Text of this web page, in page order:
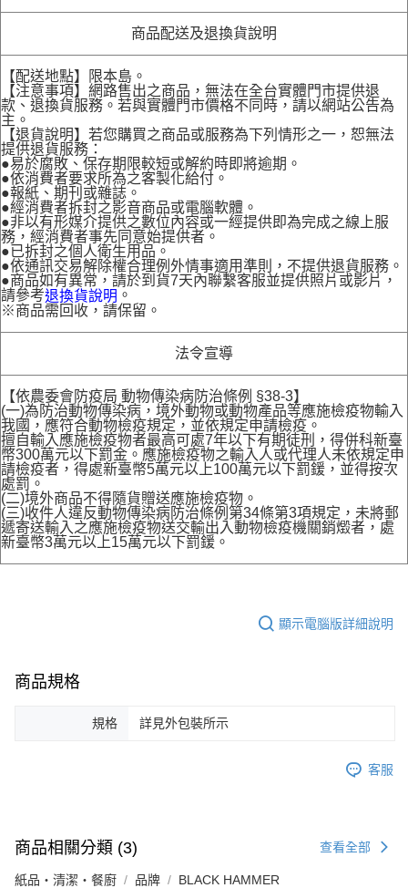
商品配送及退換貨說明
【配送地點】限本島。
【注意事項】網路售出之商品，無法在全台實體門市提供退
款、退換貨服務。若與實體門市價格不同時，請以網站公告為
主。
【退貨說明】若您購買之商品或服務為下列情形之一，恕無法
提供退貨服務：
●易於腐敗、保存期限較短或解約時即將逾期。
●依消費者要求所為之客製化給付。
●報紙、期刊或雜誌。
●經消費者拆封之影音商品或電腦軟體。
●非以有形媒介提供之數位內容或一經提供即為完成之線上服
務，經消費者事先同意始提供者。
●已拆封之個人衛生用品。
●依通訊交易解除權合理例外情事適用準則，不提供退貨服務。
●商品如有異常，請於到貨7天內聯繫客服並提供照片或影片，
請參考退換貨說明 。
※商品需回收，請保留。
法令宣導
【依農委會防疫局 動物傳染病防治條例 §38-3】
(一)為防治動物傳染病，境外動物或動物產品等應施檢疫物輸入
我國，應符合動物檢疫規定，並依規定申請檢疫。
擅自輸入應施檢疫物者最高可處7年以下有期徒刑，得併科新臺
幣300萬元以下罰金。應施檢疫物之輸入人或代理人未依規定申
請檢疫者，得處新臺幣5萬元以上100萬元以下罰鍰，並得按次
處罰。
(二)境外商品不得隨貨贈送應施檢疫物。
(三)收件人違反動物傳染病防治條例第34條第3項規定，未將郵
遞寄送輸入之應施檢疫物送交輸出入動物檢疫機關銷燬者，處
新臺幣3萬元以上15萬元以下罰鍰。
顯示電腦版詳細說明
商品規格
規格 詳見外包裝所示
客服
商品相關分類 (3) 查看全部
紙品・清潔・餐廚 品牌 BLACK HAMMER